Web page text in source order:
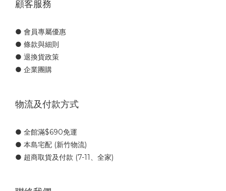
顧客服務
● 會員專屬優惠
● 條款與細則
● 退換貨政策
● 企業團購
物流及付款方式
● 全館滿$690免運
● 本島宅配 (新竹物流)
● 超商取貨及付款 (7-11、全家)